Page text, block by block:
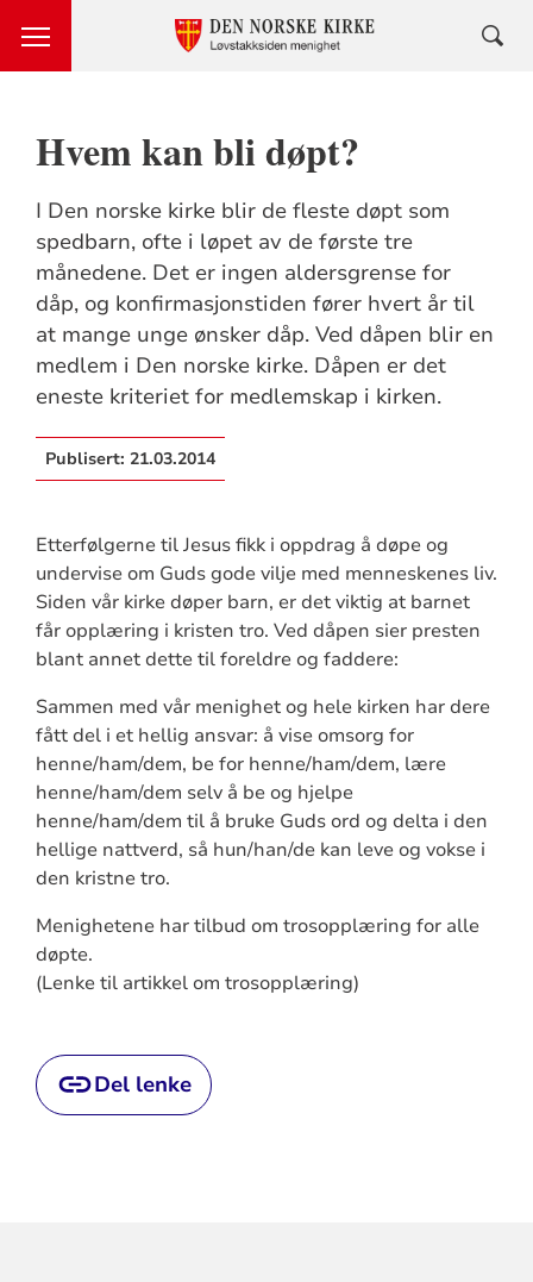
Hvem kan bli døpt?
I Den norske kirke blir de fleste døpt som
spedbarn, ofte i løpet av de første tre
månedene. Det er ingen aldersgrense for
dåp, og konfirmasjonstiden fører hvert år til
at mange unge ønsker dåp. Ved dåpen blir en
medlem i Den norske kirke. Dåpen er det
eneste kriteriet for medlemskap i kirken.
Publisert: 21.03.2014
Etterfølgerne til Jesus fikk i oppdrag å døpe og
undervise om Guds gode vilje med menneskenes liv.
Siden vår kirke døper barn, er det viktig at barnet
får opplæring i kristen tro. Ved dåpen sier presten
blant annet dette til foreldre og faddere:
Sammen med vår menighet og hele kirken har dere
fått del i et hellig ansvar: å vise omsorg for
henne/ham/dem, be for henne/ham/dem, lære
henne/ham/dem selv å be og hjelpe
henne/ham/dem til å bruke Guds ord og delta i den
hellige nattverd, så hun/han/de kan leve og vokse i
den kristne tro.
Menighetene har tilbud om trosopplæring for alle
døpte.
(Lenke til artikkel om trosopplæring)
Del lenke